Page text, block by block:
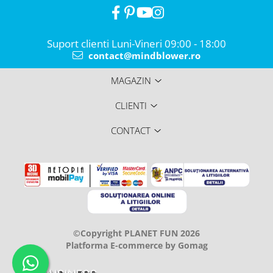
Suport clienti Luni-Vineri 09:00 - 18:00
contact@mindblower.ro
MAGAZIN
CLIENTI
CONTACT
©Copyright PLANET FUN 2026
Platforma E-commerce by Gomag